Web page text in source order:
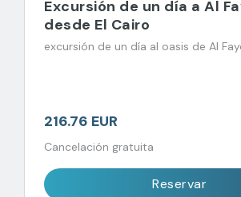
Excursión de un día a Al
desde El Cairo
excursión de un día al oasis de Al
216.76 EUR
Cancelación gratuita
Reservar